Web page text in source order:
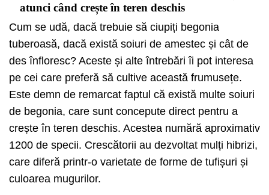
atunci când crește în teren deschis
Cum se udă, dacă trebuie să ciupiți begonia
tuberoasă, dacă există soiuri de amestec și cât de
des înfloresc? Aceste și alte întrebări îi pot interesa
pe cei care preferă să cultive această frumusețe.
Este demn de remarcat faptul că există multe soiuri
de begonia, care sunt concepute direct pentru a
crește în teren deschis. Acestea numără aproximativ
1200 de specii. Crescătorii au dezvoltat mulți hibrizi,
care diferă printr-o varietate de forme de tufișuri și
culoarea mugurilor.